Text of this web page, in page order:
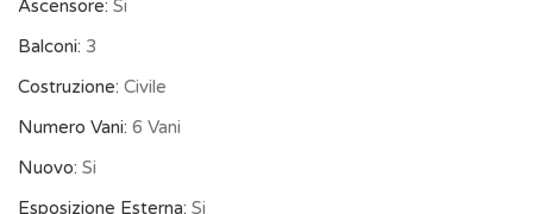
Ascensore: Si
Balconi: 3
Costruzione: Civile
Numero Vani: 6 Vani
Nuovo: Si
Esposizione Esterna: Si